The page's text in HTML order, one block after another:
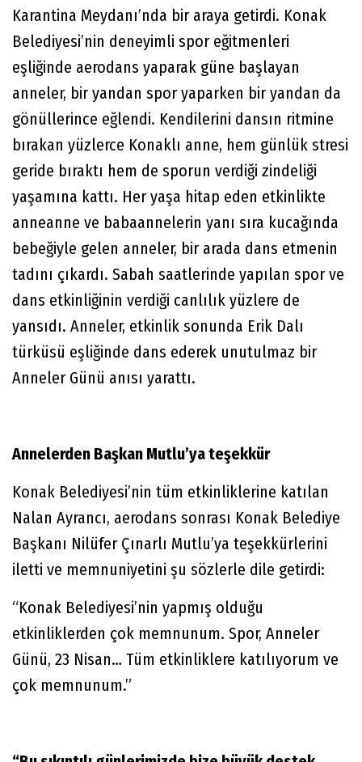
Karantina Meydanı’nda bir araya getirdi. Konak
Belediyesi’nin deneyimli spor eğitmenleri
eşliğinde aerodans yaparak güne başlayan
anneler, bir yandan spor yaparken bir yandan da
gönüllerince eğlendi. Kendilerini dansın ritmine
bırakan yüzlerce Konaklı anne, hem günlük stresi
geride bıraktı hem de sporun verdiği zindeliği
yaşamına kattı. Her yaşa hitap eden etkinlikte
anneanne ve babaannelerin yanı sıra kucağında
bebeğiyle gelen anneler, bir arada dans etmenin
tadını çıkardı. Sabah saatlerinde yapılan spor ve
dans etkinliğinin verdiği canlılık yüzlere de
yansıdı. Anneler, etkinlik sonunda Erik Dalı
türküsü eşliğinde dans ederek unutulmaz bir
Anneler Günü anısı yarattı.
Annelerden Başkan Mutlu’ya teşekkür
Konak Belediyesi’nin tüm etkinliklerine katılan
Nalan Ayrancı, aerodans sonrası Konak Belediye
Başkanı Nilüfer Çınarlı Mutlu’ya teşekkürlerini
iletti ve memnuniyetini şu sözlerle dile getirdi:
“Konak Belediyesi’nin yapmış olduğu
etkinliklerden çok memnunum. Spor, Anneler
Günü, 23 Nisan… Tüm etkinliklere katılıyorum ve
çok memnunum.”